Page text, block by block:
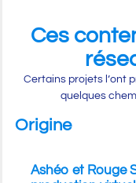
Ces
Certains projets l’ont
quelques
Origine
Ashéo et Rouge